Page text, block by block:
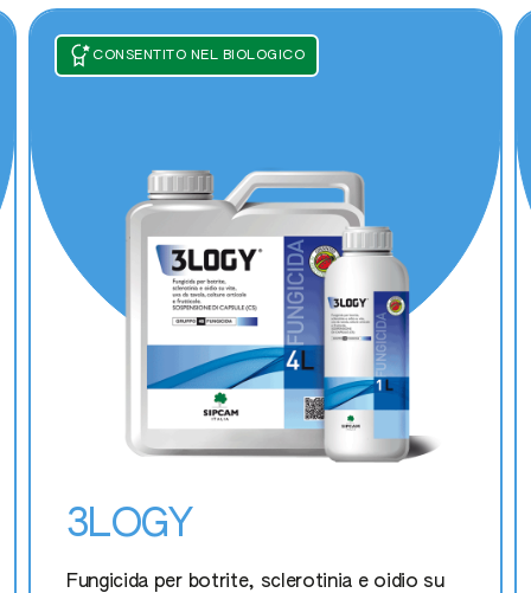
CONSENTITO NEL BIOLOGICO
3LOGY
Fungicida per botrite, sclerotinia e oidio su